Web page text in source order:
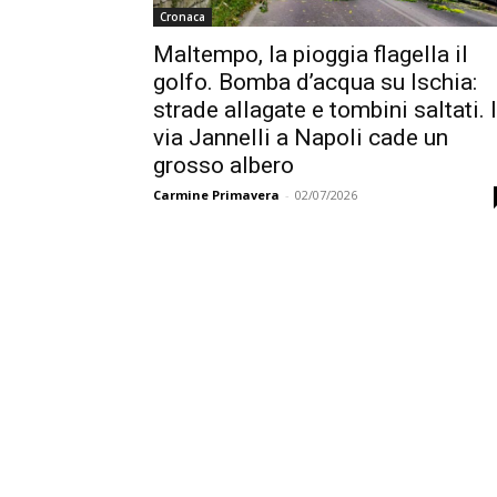
Cronaca
Maltempo, la pioggia flagella il
golfo. Bomba d’acqua su Ischia:
strade allagate e tombini saltati.
via Jannelli a Napoli cade un
grosso albero
Carmine Primavera - 02/07/2026